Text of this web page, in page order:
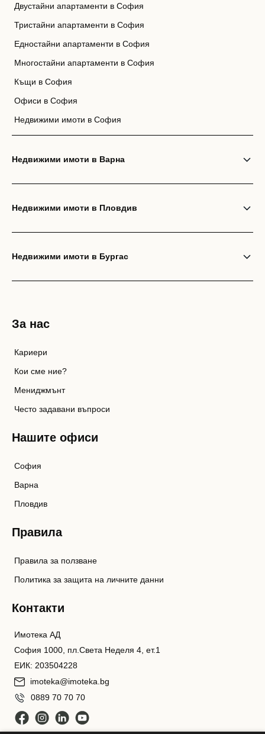
Двустайни апартаменти в София
Тристайни апартаменти в София
Едностайни апартаменти в София
Многостайни апартаменти в София
Къщи в София
Офиси в София
Недвижими имоти в София
Недвижими имоти в Варна
Недвижими имоти в Пловдив
Недвижими имоти в Бургас
За нас
Кариери
Кои сме ние?
Мениджмънт
Често задавани въпроси
Нашите офиси
София
Варна
Пловдив
Правила
Правила за ползване
Политика за защита на личните данни
Контакти
Имотека АД
София 1000, пл.Света Неделя 4, ет.1
ЕИК: 203504228
imoteka@imoteka.bg
0889 70 70 70